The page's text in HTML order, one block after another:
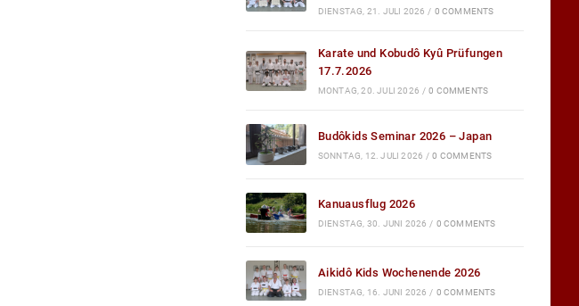
DIENSTAG, 21. JULI 2026 / 0 COMMENTS
Karate und Kobudô Kyû Prüfungen
17.7.2026
MONTAG, 20. JULI 2026 / 0 COMMENTS
Budôkids Seminar 2026 – Japan
SONNTAG, 12. JULI 2026 / 0 COMMENTS
Kanuausflug 2026
DIENSTAG, 30. JUNI 2026 / 0 COMMENTS
Aikidô Kids Wochenende 2026
DIENSTAG, 16. JUNI 2026 / 0 COMMENTS